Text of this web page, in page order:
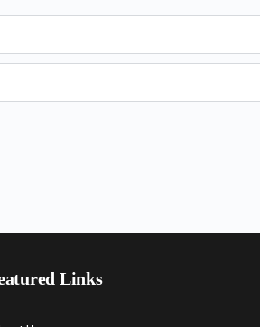
Links